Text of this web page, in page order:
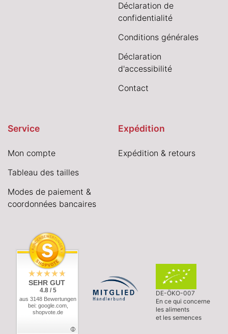
Déclaration de
confidentialité
Conditions générales
Déclaration
d'accessibilité
Contact
Service
Mon compte
Tableau des tailles
Modes de paiement &
coordonnées bancaires
Expédition
Expédition & retours
SEHR GUT
4.8 / 5
aus 3148 Bewertungen
bei: google.com,
shopvote.de
DE-ÖKO-007
En ce qui concerne
les aliments
et les semences